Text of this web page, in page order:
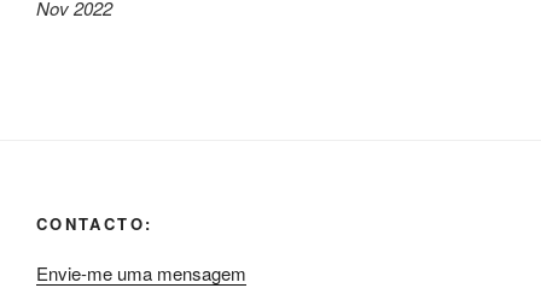
Nov 2022
CONTACTO:
Envie-me uma mensagem